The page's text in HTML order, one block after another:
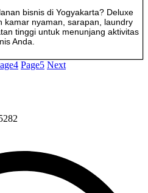
bisnis di Yogyakarta? Deluxe
kamar nyaman, sarapan, laundry
tinggi untuk menunjang aktivitas
Anda.
4 Page5 Next